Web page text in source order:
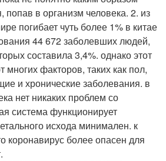
попав в организм человека. 2. из
погибает чуть более 1% в китае
44 672 заболевших людей,
составила 3,4%. однако этот
многих факторов, таких как пол,
и хронические заболевания. в
нет никаких проблем со
система функционирует
исхода минимален. к
коронавирус более опасен для